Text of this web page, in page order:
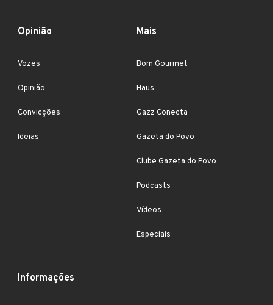
Opinião
Vozes
Opinião
Convicções
Ideias
Mais
Bom Gourmet
Haus
Gazz Conecta
Gazeta do Povo
Clube Gazeta do Povo
Podcasts
Vídeos
Especiais
Informações